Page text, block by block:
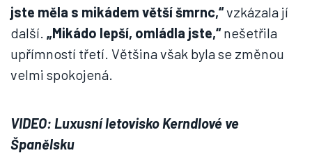
jste měla s mikádem větší šmrnc,“vzkázala jí
další. „Mikádo lepší, omládla jste,“nešetřila
upřímností třetí. Většina však byla se změnou
velmi spokojená.
VIDEO: Luxusní letovisko Kerndlové ve
Španělsku